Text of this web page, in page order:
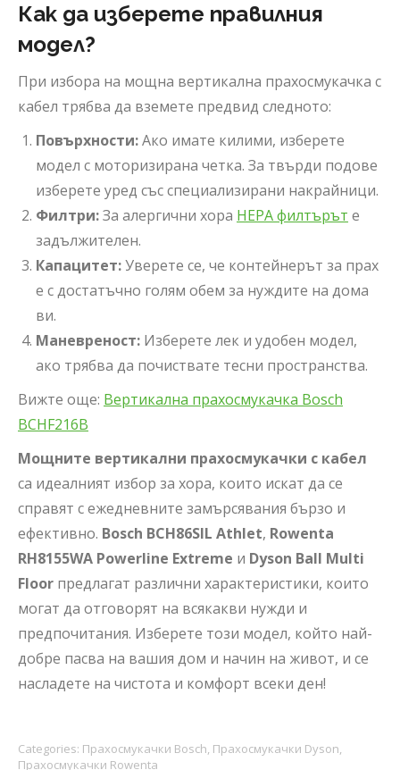
Как да изберете правилния
модел?
При избора на мощна вертикална прахосмукачка с
кабел трябва да вземете предвид следното:
Повърхности:Ако имате килими, изберете
модел с моторизирана четка. За твърди подове
изберете уред със специализирани накрайници.
Филтри:За алергични хора HEPA филтърът е
задължителен.
Капацитет:Уверете се, че контейнерът за прах
е с достатъчно голям обем за нуждите на дома
ви.
Маневреност: Изберете лек и удобен модел,
ако трябва да почиствате тесни пространства.
Вижте още: Вертикална прахосмукачка Bosch
BCHF216B
Мощните вертикални прахосмукачки с кабел
са идеалният избор за хора, които искат да се
справят с ежедневните замърсявания бързо и
ефективно. Bosch BCH86SIL Athlet, Rowenta
RH8155WA Powerline Extreme и Dyson Ball Multi
Floor предлагат различни характеристики, които
могат да отговорят на всякакви нужди и
предпочитания. Изберете този модел, който най-
добре пасва на вашия дом и начин на живот, и се
насладете на чистота и комфорт всеки ден!
Categories: Прахосмукачки Bosch, Прахосмукачки Dyson,
Прахосмукачки Rowenta